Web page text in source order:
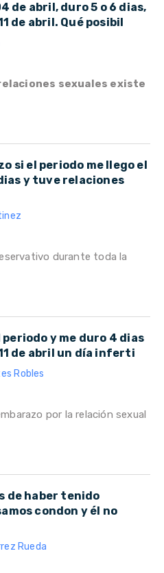
de abril, duro 5 o 6 dias,
de abril. Qué posibil
sexuales existe
si el periodo me llego el
y tuve relaciones
durante toda la
periodo y me duro 4 dias
de abril un día inferti
Robles
por la relación sexual
de haber tenido
condon y él no
Rueda